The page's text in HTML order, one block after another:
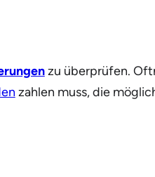
zu überprüfen.
zahlen muss, die